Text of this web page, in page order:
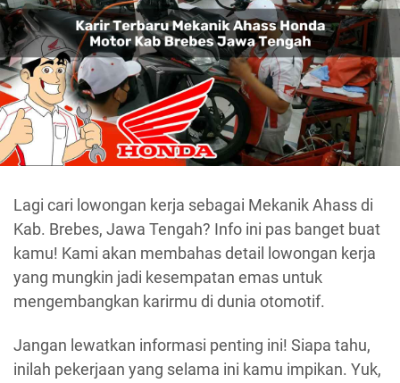
Lagi cari lowongan kerja sebagai Mekanik Ahass di
Kab. Brebes, Jawa Tengah? Info ini pas banget buat
kamu! Kami akan membahas detail lowongan kerja
yang mungkin jadi kesempatan emas untuk
mengembangkan karirmu di dunia otomotif.
Jangan lewatkan informasi penting ini! Siapa tahu,
inilah pekerjaan yang selama ini kamu impikan. Yuk,